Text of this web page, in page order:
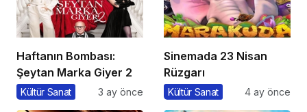
Haftanın Bombası:
Şeytan Marka Giyer 2
Kültür Sanat 3 ay önce
Sinemada 23 Nisan
Rüzgarı
Kültür Sanat 4 ay önce